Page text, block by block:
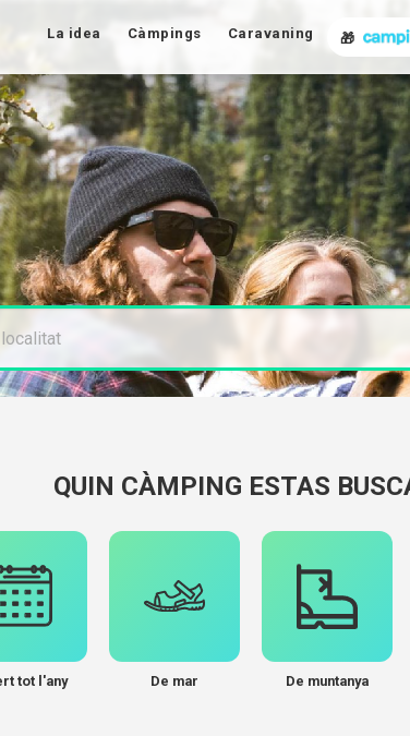
La idea Càmpings Caravaning 🎁
QUIN CÀMPING ESTAS
tot l'any De mar De muntanya